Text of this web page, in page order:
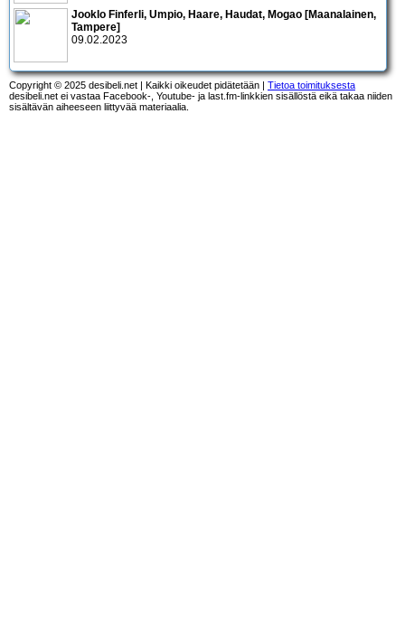
Jooklo Finferli, Umpio, Haare, Haudat, Mogao [Maanalainen,
Tampere]
09.02.2023
Copyright © 2025 desibeli.net | Kaikki oikeudet pidätetään | Tietoa toimituksesta
desibeli.net ei vastaa Facebook-, Youtube- ja last.fm-linkkien sisällöstä eikä takaa niiden
sisältävän aiheeseen liittyvää materiaalia.